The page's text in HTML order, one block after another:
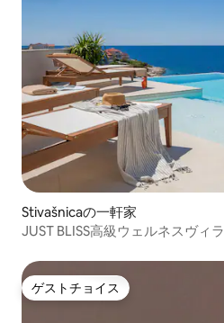
Stivašnicaの一軒家
JUST BLISS高級ウェルネスヴィラ
ゲストチョイス
ゲストチョイス